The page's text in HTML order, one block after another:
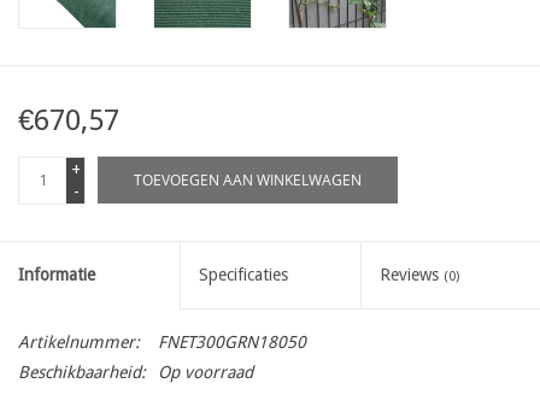
€670,57
+
-
TOEVOEGEN AAN WINKELWAGEN
Informatie Specificaties Reviews (0)
Artikelnummer:
FNET300GRN18050
Beschikbaarheid:
Op voorraad